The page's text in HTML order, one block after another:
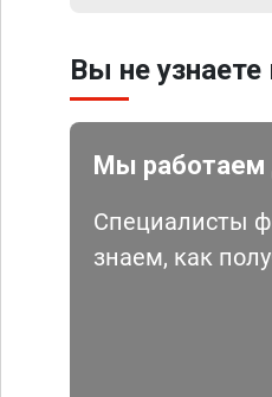
Вы не
Мы работаем
Специалисты
знаем, как